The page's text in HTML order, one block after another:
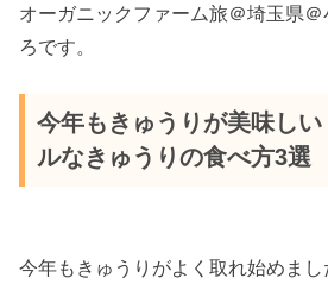
オーガニックファーム旅＠埼玉県
ろです。
今年もきゅうりが美味し
ルなきゅうりの食べ方3選
今年もきゅうりがよく取れ始めまし